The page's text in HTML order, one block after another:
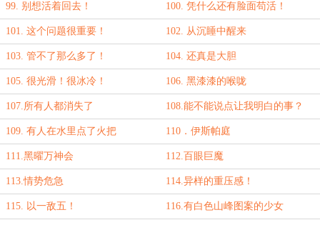
99. 别想活着回去！ 100. 凭什么还有脸面苟活！
101. 这个问题很重要！ 102. 从沉睡中醒来
103. 管不了那么多了！ 104. 还真是大胆
105. 很光滑！很冰冷！ 106. 黑漆漆的喉咙
107.所有人都消失了 108.能不能说点让我明白的事？
109. 有人在水里点了火把 110．伊斯帕庭
111.黑曜万神会 112.百眼巨魔
113.情势危急 114.异样的重压感！
115. 以一敌五！ 116.有白色山峰图案的少女